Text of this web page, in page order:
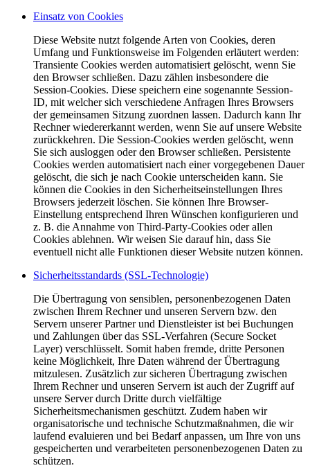
Einsatz von Cookies
Diese Website nutzt folgende Arten von Cookies, deren
Umfang und Funktionsweise im Folgenden erläutert werden:
Transiente Cookies werden automatisiert gelöscht, wenn Sie
den Browser schließen. Dazu zählen insbesondere die
Session-Cookies. Diese speichern eine sogenannte Session-
ID, mit welcher sich verschiedene Anfragen Ihres Browsers
der gemeinsamen Sitzung zuordnen lassen. Dadurch kann Ihr
Rechner wiedererkannt werden, wenn Sie auf unsere Website
zurückkehren. Die Session-Cookies werden gelöscht, wenn
Sie sich ausloggen oder den Browser schließen. Persistente
Cookies werden automatisiert nach einer vorgegebenen Dauer
gelöscht, die sich je nach Cookie unterscheiden kann. Sie
können die Cookies in den Sicherheitseinstellungen Ihres
Browsers jederzeit löschen. Sie können Ihre Browser-
Einstellung entsprechend Ihren Wünschen konfigurieren und
z. B. die Annahme von Third-Party-Cookies oder allen
Cookies ablehnen. Wir weisen Sie darauf hin, dass Sie
eventuell nicht alle Funktionen dieser Website nutzen können.
Sicherheitsstandards (SSL-Technologie)
Die Übertragung von sensiblen, personenbezogenen Daten
zwischen Ihrem Rechner und unseren Servern bzw. den
Servern unserer Partner und Dienstleister ist bei Buchungen
und Zahlungen über das SSL-Verfahren (Secure Socket
Layer) verschlüsselt. Somit haben fremde, dritte Personen
keine Möglichkeit, Ihre Daten während der Übertragung
mitzulesen. Zusätzlich zur sicheren Übertragung zwischen
Ihrem Rechner und unseren Servern ist auch der Zugriff auf
unsere Server durch Dritte durch vielfältige
Sicherheitsmechanismen geschützt. Zudem haben wir
organisatorische und technische Schutzmaßnahmen, die wir
laufend evaluieren und bei Bedarf anpassen, um Ihre von uns
gespeicherten und verarbeiteten personenbezogenen Daten zu
schützen.